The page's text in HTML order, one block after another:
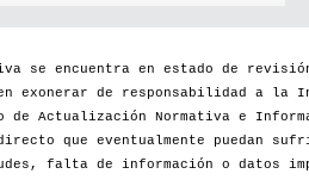
se encuentra en estado de
exonerar de responsabilidad a la
de Actualización Normativa e
que eventualmente puedan
falta de información o datos